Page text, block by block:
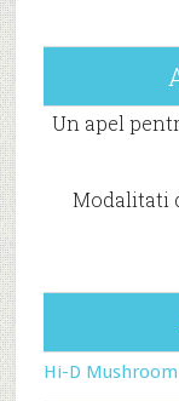
Un apel
Modalitati
Hi-D